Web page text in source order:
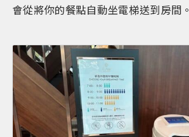
會從將你的餐點自動坐電梯送到房間。